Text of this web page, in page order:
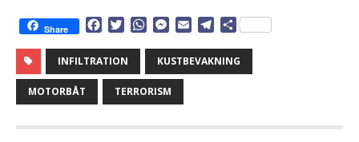
Share
c
e
o
i
t
t
e
W
t
s
A
M
s
s
e
n
a
i
l
e
D
l
a
INFILTRATION KUSTBEVAKNING
MOTORBÅT TERRORISM